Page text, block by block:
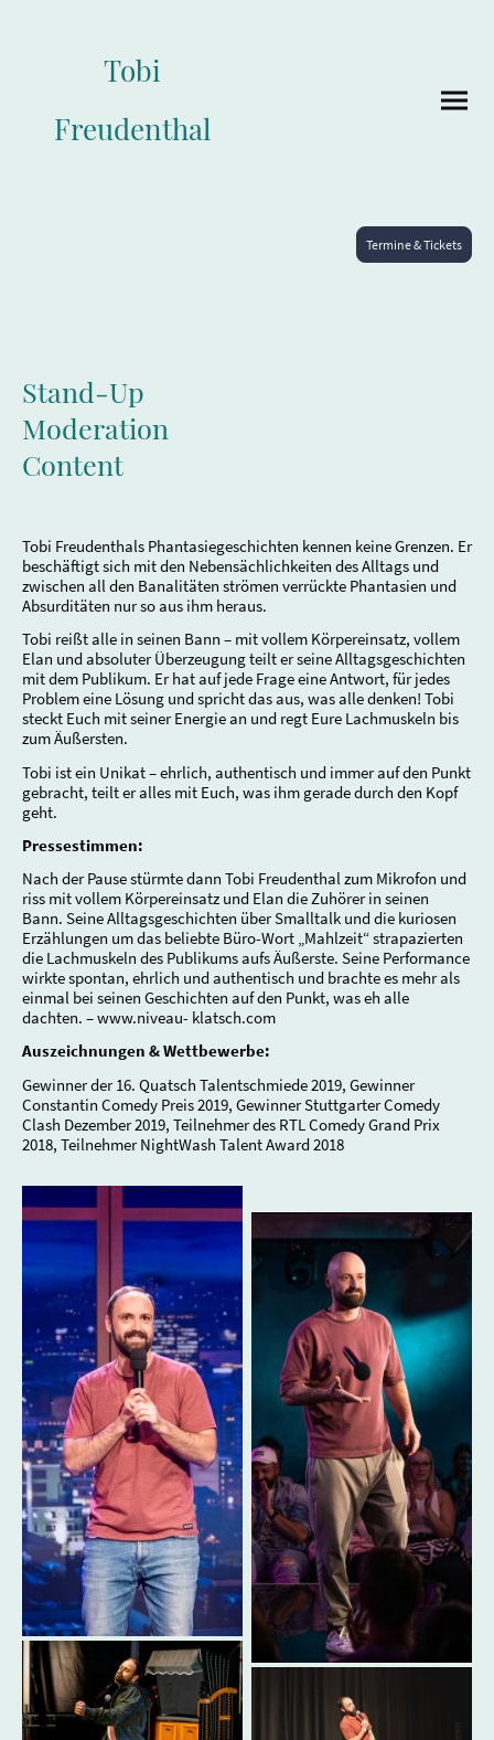
Tobi
Freudenthal
Termine & Tickets
Stand-Up
Moderation
Content
Tobi Freudenthals Phantasiegeschichten kennen keine Grenzen. Er
beschäftigt sich mit den Nebensächlichkeiten des Alltags und
zwischen all den Banalitäten strömen verrückte Phantasien und
Absurditäten nur so aus ihm heraus.
Tobi reißt alle in seinen Bann – mit vollem Körpereinsatz, vollem
Elan und absoluter Überzeugung teilt er seine Alltagsgeschichten
mit dem Publikum. Er hat auf jede Frage eine Antwort, für jedes
Problem eine Lösung und spricht das aus, was alle denken! Tobi
steckt Euch mit seiner Energie an und regt Eure Lachmuskeln bis
zum Äußersten.
Tobi ist ein Unikat – ehrlich, authentisch und immer auf den Punkt
gebracht, teilt er alles mit Euch, was ihm gerade durch den Kopf
geht.
Pressestimmen:
Nach der Pause stürmte dann Tobi Freudenthal zum Mikrofon und
riss mit vollem Körpereinsatz und Elan die Zuhörer in seinen
Bann. Seine Alltagsgeschichten über Smalltalk und die kuriosen
Erzählungen um das beliebte Büro-Wort „Mahlzeit“ strapazierten
die Lachmuskeln des Publikums aufs Äußerste. Seine Performance
wirkte spontan, ehrlich und authentisch und brachte es mehr als
einmal bei seinen Geschichten auf den Punkt, was eh alle
dachten. – www.niveau- klatsch.com
Auszeichnungen & Wettbewerbe:
Gewinner der 16. Quatsch Talentschmiede 2019, Gewinner
Constantin Comedy Preis 2019, Gewinner Stuttgarter Comedy
Clash Dezember 2019, Teilnehmer des RTL Comedy Grand Prix
2018, Teilnehmer NightWash Talent Award 2018